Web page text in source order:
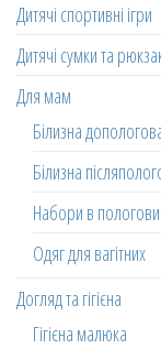
Дитячі спортивні ігри
Дитячі сумки та
Для мам
Білизна
Білизна
Набори в
Одяг для вагітних
Догляд та гігієна
Гігієна малюка